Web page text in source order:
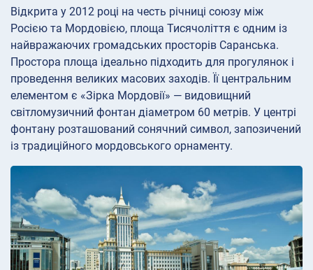
Відкрита у 2012 році на честь річниці союзу між
Росією та Мордовією, площа Тисячоліття є одним із
найвражаючих громадських просторів Саранська.
Простора площа ідеально підходить для прогулянок і
проведення великих масових заходів. Її центральним
елементом є «Зірка Мордовії» — видовищний
світломузичний фонтан діаметром 60 метрів. У центрі
фонтану розташований сонячний символ, запозичений
із традиційного мордовського орнаменту.